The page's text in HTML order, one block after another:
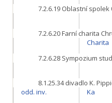
7.2.6.19 Oblastní spolek
7.2.6.20Farní charita
Charita
7.2.6.28 Sympozium
8.1.25.34divadlo K.
odd. inv.
Ka